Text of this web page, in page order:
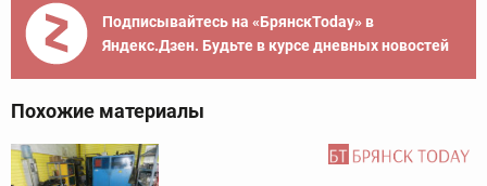
Подписывайтесь на «БрянскToday» в
Яндекс.Дзен. Будьте в курсе дневных новостей
Похожие материалы